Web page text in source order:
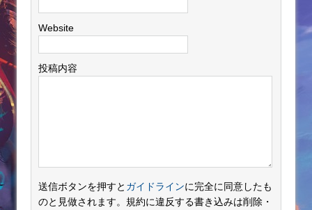
Website
投稿内容
送信ボタンを押すと ガイドラインに完全に同意したも
のと見做されます。規約に違反する書き込みは削除・